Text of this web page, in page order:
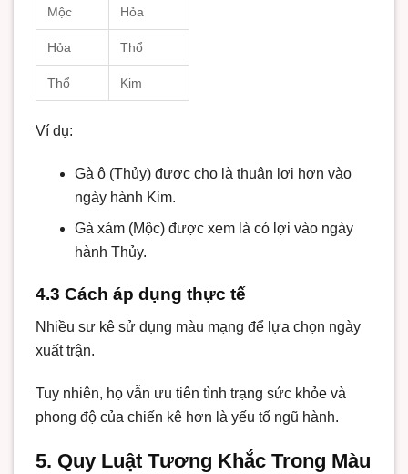
Mộc Hỏa
Hỏa Thổ
Thổ Kim
Ví dụ:
Gà ô (Thủy) được cho là thuận lợi hơn vào
ngày hành Kim.
Gà xám (Mộc) được xem là có lợi vào ngày
hành Thủy.
4.3 Cách áp dụng thực tế
Nhiều sư kê sử dụng màu mạng để lựa chọn ngày
xuất trận.
Tuy nhiên, họ vẫn ưu tiên tình trạng sức khỏe và
phong độ của chiến kê hơn là yếu tố ngũ hành.
5. Quy Luật Tương Khắc Trong Màu